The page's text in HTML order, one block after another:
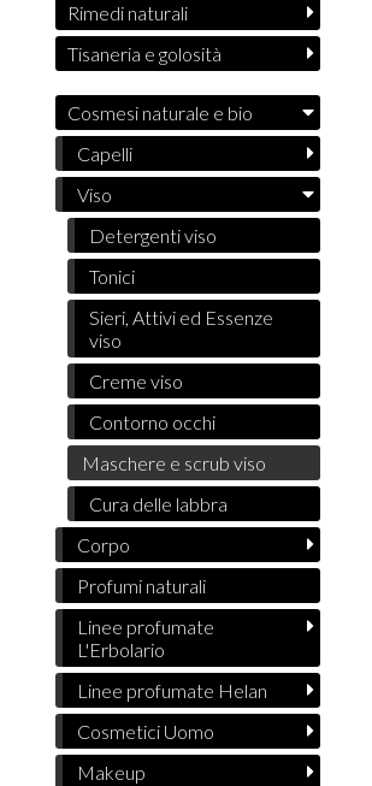
Rimedi naturali
Tisaneria e golosità
Cosmesi naturale e bio
Capelli
Viso
Detergenti viso
Tonici
Sieri, Attivi ed Essenze
viso
Creme viso
Contorno occhi
Maschere e scrub viso
Cura delle labbra
Corpo
Profumi naturali
Linee profumate
L'Erbolario
Linee profumate Helan
Cosmetici Uomo
Makeup